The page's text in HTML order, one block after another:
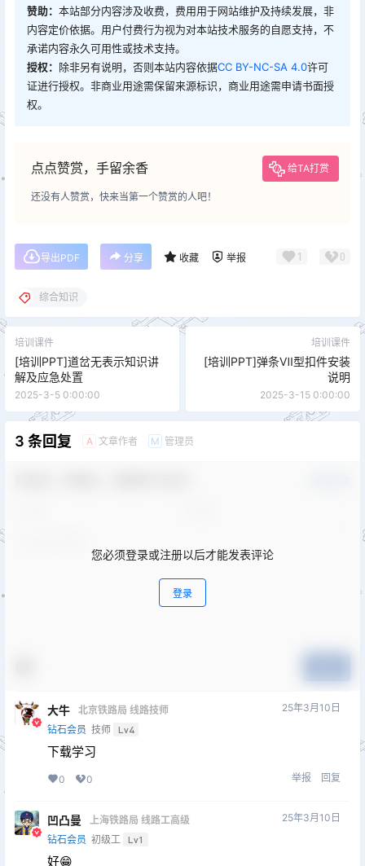
赞助： 本站部分内容涉及收费，费用用于网站维护及持续发展，非
内容定价依据。用户付费行为视为对本站技术服务的自愿支持，不
承诺内容永久可用性或技术支持。
授权： 除非另有说明，否则本站内容依据CC BY-NC-SA 4.0许可
证进行授权。非商业用途需保留来源标识，商业用途需申请书面授
权。
点点赞赏，手留余香 给TA打赏
还没有人赞赏，快来当第一个赞赏的人吧！
导出PDF 分享 收藏 举报 1 0
综合知识
培训课件
[培训PPT]道岔无表示知识讲
解及应急处置
2025-3-5 0:00:00
培训课件
[培训PPT]弹条Ⅶ型扣件安装
说明
2025-3-15 0:00:00
3 条回复 A 文章作者 M 管理员
您必须登录或注册以后才能发表评论
登录
大牛
北京铁路局 线路技师
钻石会员 技师 Lv4
25年3月10日
下载学习
0 0 举报 回复
凹凸曼
上海铁路局 线路工高级
钻石会员 初级工 Lv1
25年3月10日
好😁